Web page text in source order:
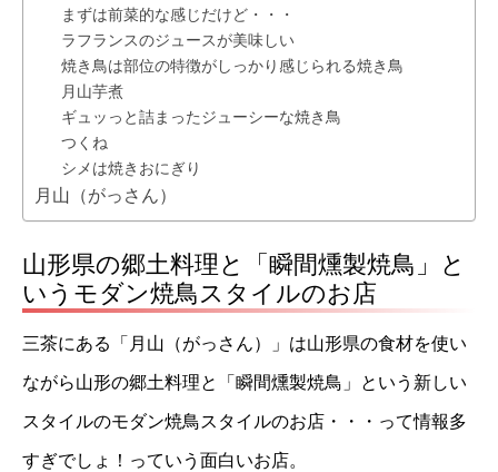
まずは前菜的な感じだけど・・・
ラフランスのジュースが美味しい
焼き鳥は部位の特徴がしっかり感じられる焼き鳥
月山芋煮
ギュッっと詰まったジューシーな焼き鳥
つくね
シメは焼きおにぎり
月山（がっさん）
山形県の郷土料理と「瞬間燻製焼鳥」と
いうモダン焼鳥スタイルのお店
三茶にある「月山（がっさん）」は山形県の食材を使い
ながら山形の郷土料理と「瞬間燻製焼鳥」という新しい
スタイルのモダン焼鳥スタイルのお店・・・って情報多
すぎでしょ！っていう面白いお店。